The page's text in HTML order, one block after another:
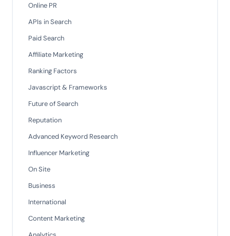
Online PR
APIs in Search
Paid Search
Affiliate Marketing
Ranking Factors
Javascript & Frameworks
Future of Search
Reputation
Advanced Keyword Research
Influencer Marketing
On Site
Business
International
Content Marketing